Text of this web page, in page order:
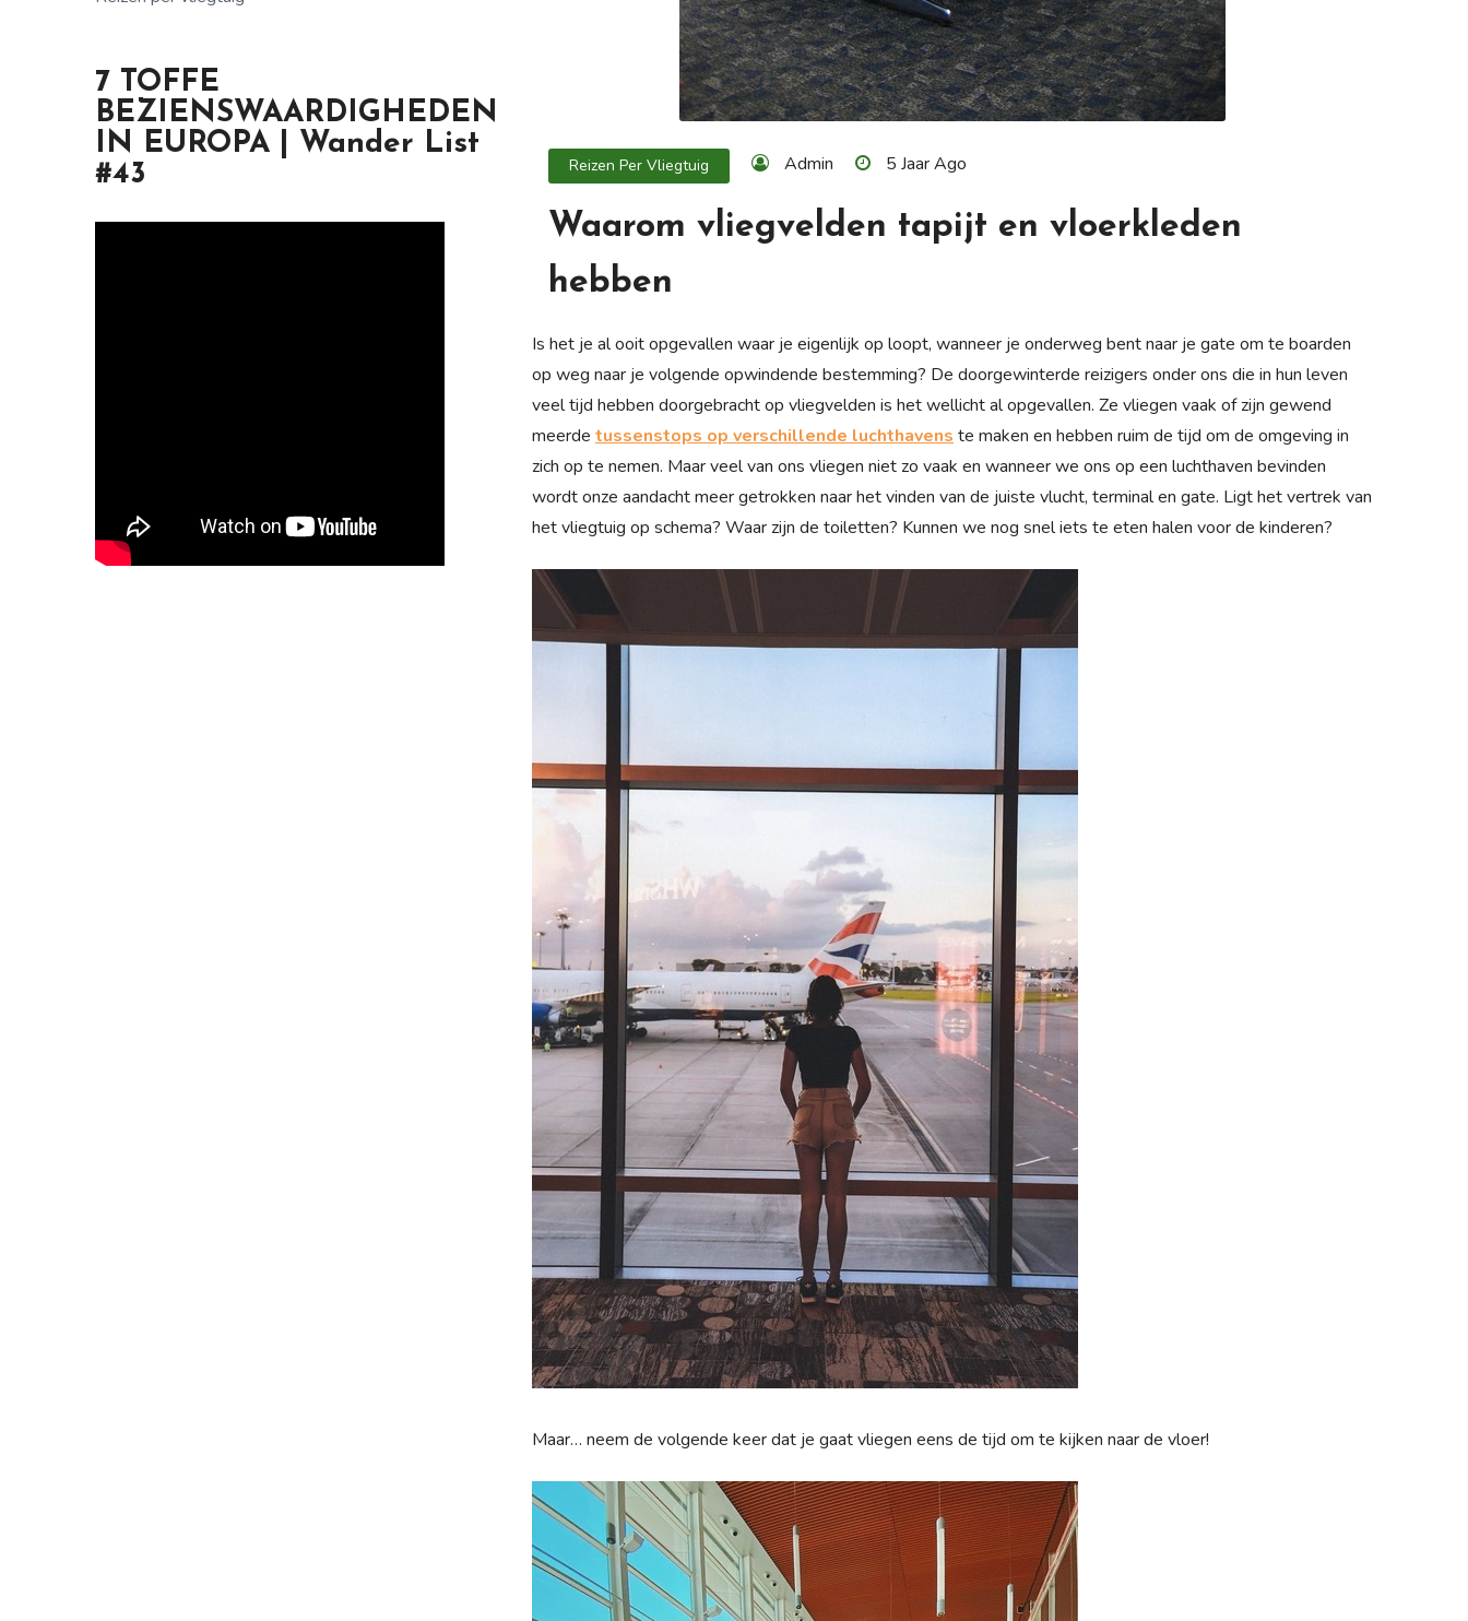
Reizen Per Vliegtuig Admin 5 Jaar Ago
Waarom vliegvelden tapijt en vloerkleden
hebben
Is het je al ooit opgevallen waar je eigenlijk op loopt, wanneer je onderweg bent naar je gate om te boarden
op weg naar je volgende opwindende bestemming? De doorgewinterde reizigers onder ons die in hun leven
veel tijd hebben doorgebracht op vliegvelden is het wellicht al opgevallen. Ze vliegen vaak of zijn gewend
meerde tussenstops op verschillende luchthavens te maken en hebben ruim de tijd om de omgeving in
zich op te nemen. Maar veel van ons vliegen niet zo vaak en wanneer we ons op een luchthaven bevinden
wordt onze aandacht meer getrokken naar het vinden van de juiste vlucht, terminal en gate. Ligt het vertrek van
het vliegtuig op schema? Waar zijn de toiletten? Kunnen we nog snel iets te eten halen voor de kinderen?
Maar… neem de volgende keer dat je gaat vliegen eens de tijd om te kijken naar de vloer!
7 TOFFE
BEZIENSWAARDIGHEDEN
IN EUROPA | Wander List
#43